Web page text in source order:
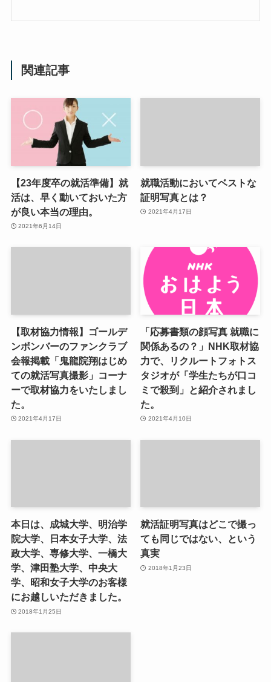
関連記事
【23年度卒の就活準備】就
活は、早く動いておいた方
が良い本当の理由。
2021年6月14日
就職活動においてベストな
証明写真とは？
2021年4月17日
【取材協力情報】ゴールデ
ンボンバーのファンクラブ
会報掲載「鬼龍院翔はじめ
ての就活写真撮影」コーナ
ーで取材協力をいたしまし
た。
2021年4月17日
「応募書類の顔写真 就職に
関係あるの？」NHK取材協
力で、リクルートフォトス
タジオが「学生たちが口コ
ミで殺到」と紹介されまし
た。
2021年4月10日
本日は、成城大学、明治学
院大学、日本女子大学、法
政大学、専修大学、一橋大
学、津田塾大学、中央大
学、昭和女子大学のお客様
にお越しいただきました。
2018年1月25日
就活証明写真はどこで撮っ
ても同じではない、という
真実
2018年1月23日